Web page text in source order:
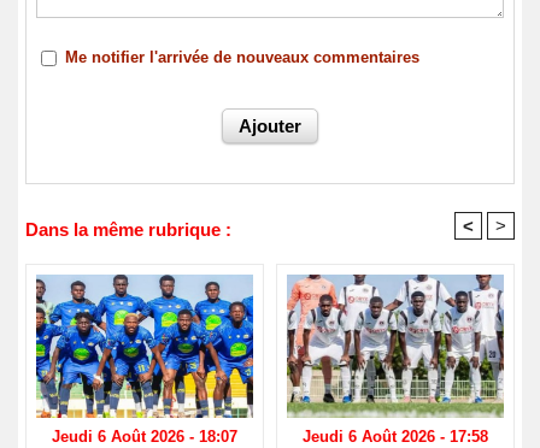
Me notifier l'arrivée de nouveaux commentaires
Dans la même rubrique : < >
Jeudi 6 Août 2026 - 18:07 Jeudi 6 Août 2026 - 17:58